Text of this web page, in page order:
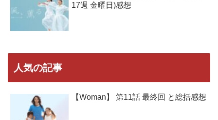
17週 金曜日)感想
人気の記事
【Woman】 第11話 最終回 と総括感想